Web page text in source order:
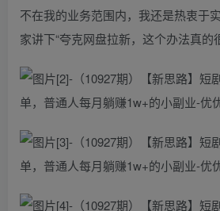
不在我的业务范围内，我还是热衷于
家讲下“夸克网盘拉新，这个办法真的